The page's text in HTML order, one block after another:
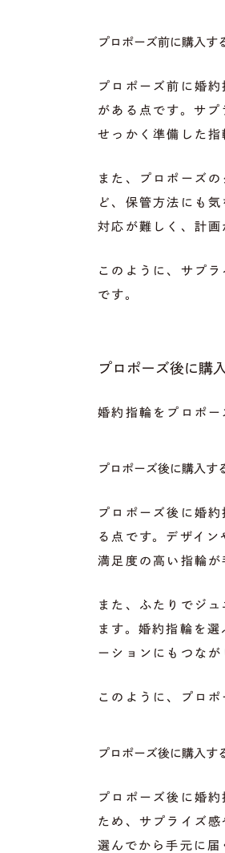
プロポーズ前に購入す
プロポーズ前に婚
がある点です。サ
せっかく準備した指
また、プロポーズ
ど、保管方法にも
対応が難しく、計画
このように、サプ
です。
プロポーズ後に購
婚約指輪をプロポー
プロポーズ後に購入す
プロポーズ後に婚
る点です。デザイ
満足度の高い指輪が
また、ふたりでジ
ます。婚約指輪を
ーションにもつなが
このように、プロ
プロポーズ後に購入す
プロポーズ後に婚
ため、サプライズ
選んでから手元に